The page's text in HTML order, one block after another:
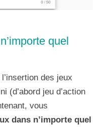
quel
des jeux
(d’abord jeu d’action
vous
dans n’importe quel